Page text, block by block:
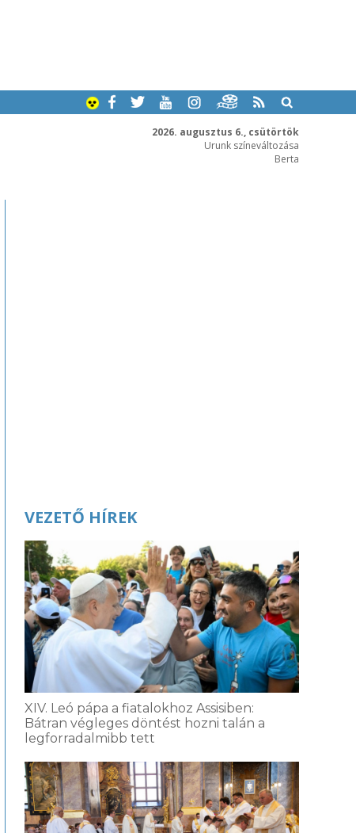
2026. augusztus 6., csütörtök
Urunk színeváltozása
Berta
VEZETŐ HÍREK
XIV. Leó pápa a fiatalokhoz Assisiben:
Bátran végleges döntést hozni talán a
legforradalmibb tett